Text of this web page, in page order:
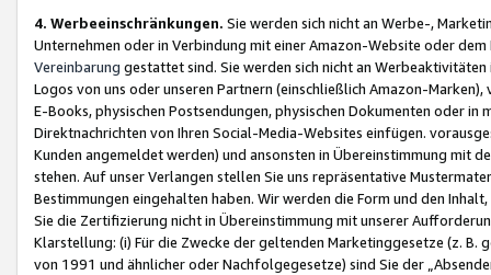
4. Werbeeinschränkungen. Sie werden sich nicht an Werbe-,
Unternehmen oder in Verbindung mit einer Amazon-Website oder
Vereinbarung gestattet sind. Sie werden sich nicht an
Logos von uns oder unseren Partnern (einschließlich Amazon-
E-Books, physischen Postsendungen, physischen Dokumenten oder in
Direktnachrichten von Ihren Social-Media-Websites einfügen.
Kunden angemeldet werden) und ansonsten in Übereinstimmung mit
stehen. Auf unser Verlangen stellen Sie uns repräsentative
Bestimmungen eingehalten haben. Wir werden die Form und den
Sie die Zertifizierung nicht in Übereinstimmung mit unserer
Klarstellung: (i) Für die Zwecke der geltenden Marketinggesetze (z. B.
von 1991 und ähnlicher oder Nachfolgegesetze) sind Sie der